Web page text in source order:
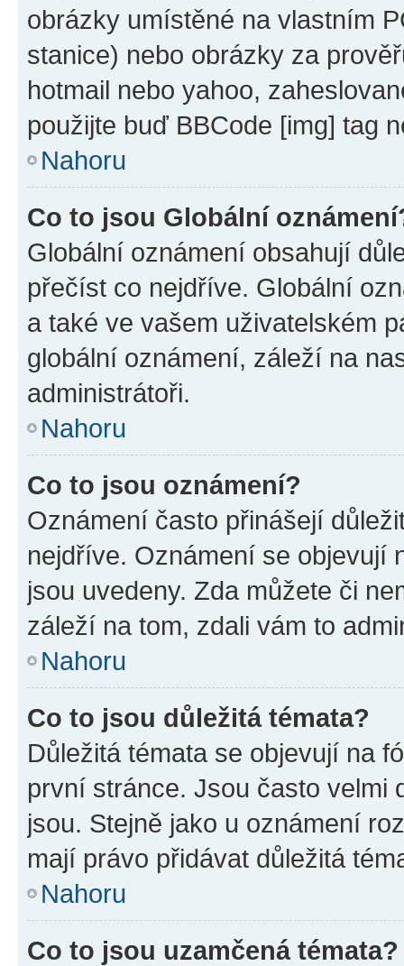
obrázky umístěné na vlastním
stanice) nebo obrázky za
hotmail nebo yahoo,
použijte buď BBCode [img] tag
Nahoru
Co to jsou Globální
Globální oznámení obsahují
přečíst co nejdříve. Globální
a také ve vašem uživatelském
globální oznámení, záleží na
administrátoři.
Nahoru
Co to jsou oznámení?
Oznámení často přinášejí
nejdříve. Oznámení se objevují
jsou uvedeny. Zda můžete či
záleží na tom, zdali vám to
Nahoru
Co to jsou důležitá témata?
Důležitá témata se objevují na
první stránce. Jsou často velmi
jsou. Stejně jako u oznámení
mají právo přidávat důležitá
Nahoru
Co to jsou uzamčená témata?